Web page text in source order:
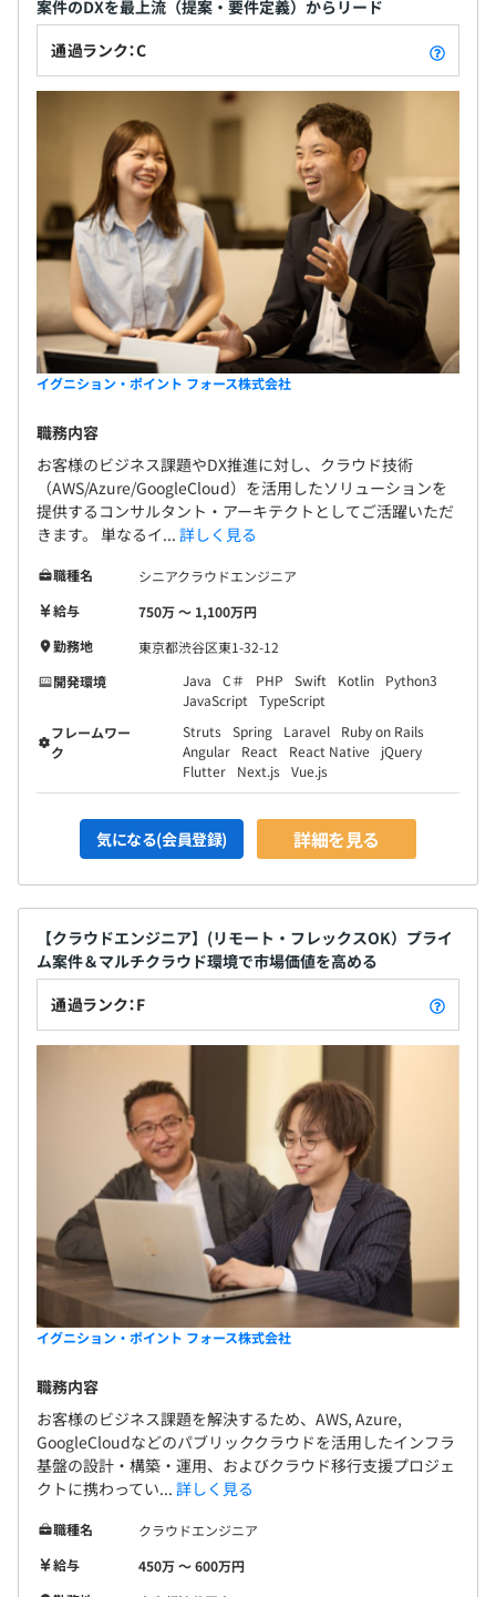
案件のDXを最上流（提案・要件定義）からリード
通過ランク：C
イグニション・ポイント フォース株式会社
職務内容
お客様のビジネス課題やDX推進に対し、クラウド技術
（AWS/Azure/GoogleCloud）を活用したソリューションを
提供するコンサルタント・アーキテクトとしてご活躍いただ
きます。 単なるイ... 詳しく見る
職種名
シニアクラウドエンジニア
給与
750万 〜 1,100万円
勤務地
東京都渋谷区東1-32-12
開発環境
Java C＃ PHP Swift Kotlin
Python3
JavaScript
TypeScript
フレームワー
ク
Struts Spring Laravel
Ruby on Rails
Angular
React React Native
jQuery
Flutter
Next.js Vue.js
気になる(会員登録) 詳細を見る
【クラウドエンジニア】(リモート・フレックスOK）プライ
ム案件＆マルチクラウド環境で市場価値を高める
通過ランク：F
イグニション・ポイント フォース株式会社
職務内容
お客様のビジネス課題を解決するため、AWS, Azure,
GoogleCloudなどのパブリッククラウドを活用したインフラ
基盤の設計・構築・運用、およびクラウド移行支援プロジェ
クトに携わってい... 詳しく見る
職種名
クラウドエンジニア
給与
450万 〜 600万円